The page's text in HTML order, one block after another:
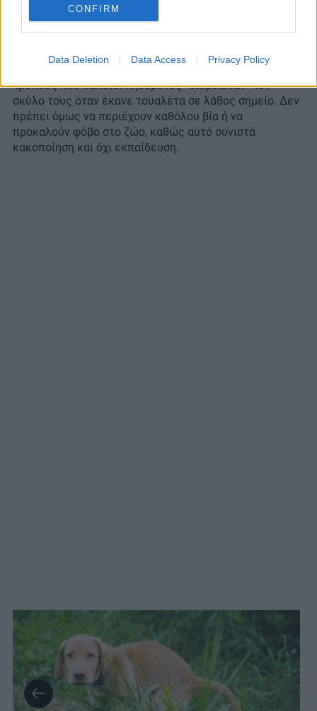
CONFIRM
Data Deletion Data Access Privacy Policy
και διόρθωση μέχρι να καταλάβει τι πρέπει να κάνει.
Με τα νεύρα, ίσως σαμποτάρετε όλη την προσπάθεια,
να κάνουν τουαλέτα μπροστά στον κηδεμόνα τους.
Μπορεί σε συζητήσεις να έχετε ακούσει διάφορους
τρόπους που κάποιοι κηδεμόνες “διόρθωσαν” τον
σκύλο τους όταν έκανε τουαλέτα σε λάθος σημείο. Δεν
πρέπει όμως να περιέχουν καθόλου βία ή να
προκαλούν φόβο στο ζώο, καθώς αυτό συνιστά
κακοποίηση και όχι εκπαίδευση.